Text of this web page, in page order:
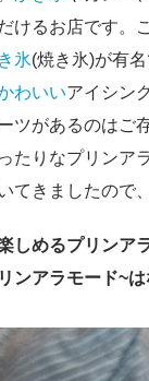
けるお店です。
氷(焼き氷)が有
わいいアイシン
ツがあるのはご
たりなプリンア
てきましたので
しめるプリンア
ンアラモード~